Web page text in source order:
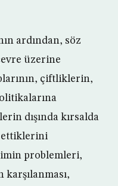
ardından, söz
üzerine
çiftliklerin,
dışında kırsalda
ettiklerini
problemleri,